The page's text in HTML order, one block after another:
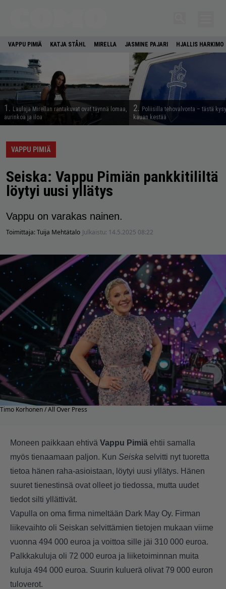
VAPPU PIMIÄ KATJA STÅHL MIRELLA JASMINE PAJARI HJALLIS HARKIMO
1. Laulaja Mirellan rantakuvat ovat täynnä lomaa,
aurinkoa ja iloa
2. Poliisilla tehovalvonta – tästä
kauan kestää
VAPPU PIMIÄ
Seiska: Vappu Pimiän pankkitililtä
löytyi uusi yllätys
Vappu on varakas nainen.
Toimittaja:Tuija Mehtätalo Julkaistu: 14.5.2025 08:22
Timo Korhonen / All Over Press
Moneen paikkaan ehtivä Vappu Pimiä ehtii samalla
myös tienaamaan paljon. Kun Seiska selvitti nyt tuoretta
tietoa hänen raha-asioistaan, löytyi uusi yllätys. Hänen
suuret tienestinsä ovat olleet jo tiedossa, mutta uudet
tiedot silti yllättivät.
Vapulla on oma firma nimeltään Dark May Oy. Firman
liikevaihto oli Seiskan selvittämien tietojen mukaan viime
vuonna 494 000 euroa ja voittoa sille jäi 310 000 euroa.
Palkkakuluja oli 72 000 euroa ja liiketoiminnan muita
kuluja 494 000 euroa. Suurin kuluerä olivat 79 000 euron
tuloverot.